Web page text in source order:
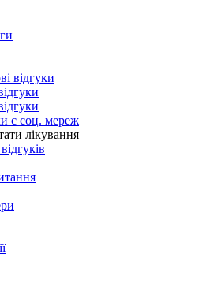
відгуки
с соц. мереж
лікування